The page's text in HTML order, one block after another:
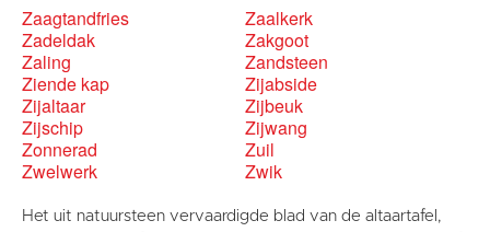
Zaagtandfries
Zaalkerk
Zadeldak
Zakgoot
Zaling
Zandsteen
Ziende kap
Zijabside
Zijaltaar
Zijbeuk
Zijschip
Zijwang
Zonnerad
Zuil
Zwelwerk
Zwik
Het uit natuursteen vervaardigde blad van de altaartafel,